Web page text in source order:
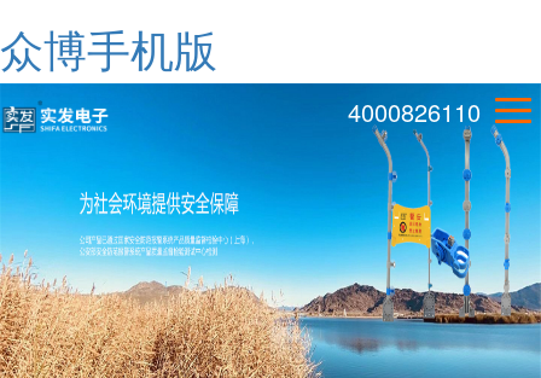
众博手机版
4000826110